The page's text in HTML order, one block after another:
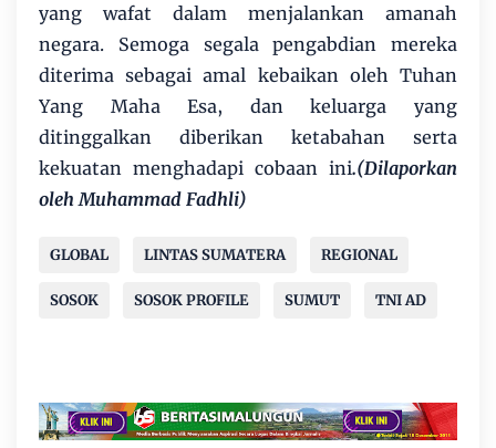
yang wafat dalam menjalankan amanah
negara. Semoga segala pengabdian mereka
diterima sebagai amal kebaikan oleh Tuhan
Yang Maha Esa, dan keluarga yang
ditinggalkan diberikan ketabahan serta
kekuatan menghadapi cobaan ini.(Dilaporkan
oleh Muhammad Fadhli)
GLOBAL LINTAS SUMATERA REGIONAL
SOSOK SOSOK PROFILE SUMUT TNI AD